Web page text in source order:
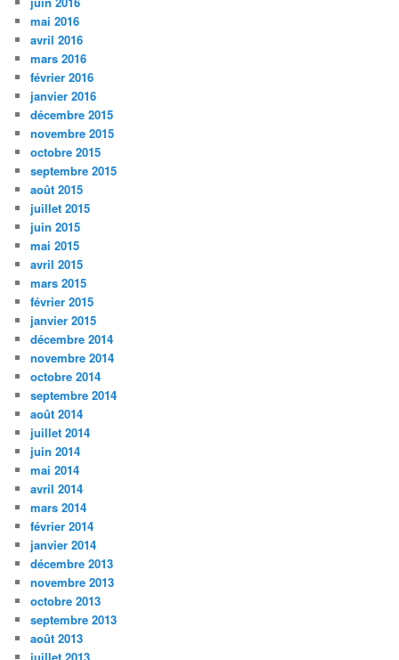
mai 2016
avril 2016
mars 2016
février 2016
janvier 2016
décembre 2015
novembre 2015
octobre 2015
septembre 2015
août 2015
juillet 2015
juin 2015
mai 2015
avril 2015
mars 2015
février 2015
janvier 2015
décembre 2014
novembre 2014
octobre 2014
septembre 2014
août 2014
juillet 2014
juin 2014
mai 2014
avril 2014
mars 2014
février 2014
janvier 2014
décembre 2013
novembre 2013
octobre 2013
septembre 2013
août 2013